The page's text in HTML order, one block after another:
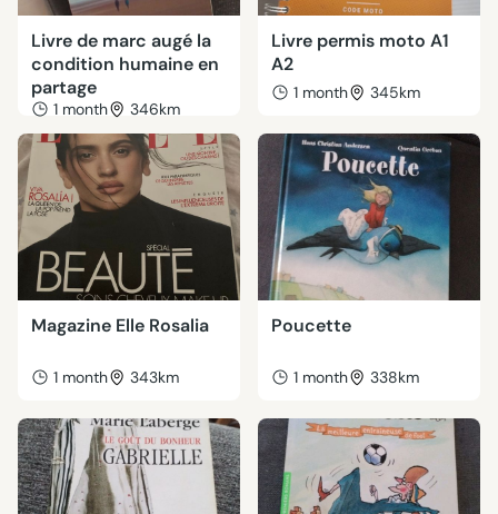
Livre de marc augé la
condition humaine en
partage
1 month 346km
Livre permis moto A1
A2
1 month 345km
Magazine Elle Rosalia
1 month 343km
Poucette
1 month 338km